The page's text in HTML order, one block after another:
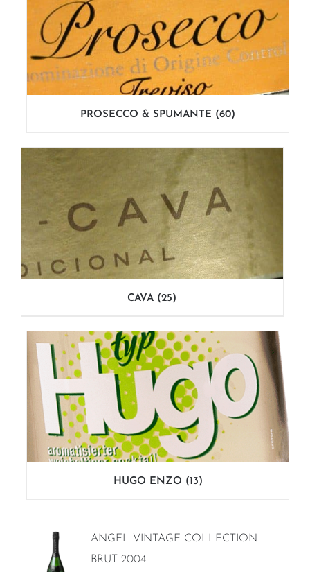
PROSECCO & SPUMANTE (60)
CAVA (25)
HUGO ENZO (13)
ANGEL VINTAGE COLLECTION
BRUT 2004